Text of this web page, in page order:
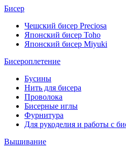
Бисер
Чешский бисер Preciosa
Японский бисер Toho
Японский бисер Miyuki
Бисероплетение
Бусины
Нить для бисера
Проволока
Бисерные иглы
Фурнитура
Для рукоделия и работы с
Вышивание